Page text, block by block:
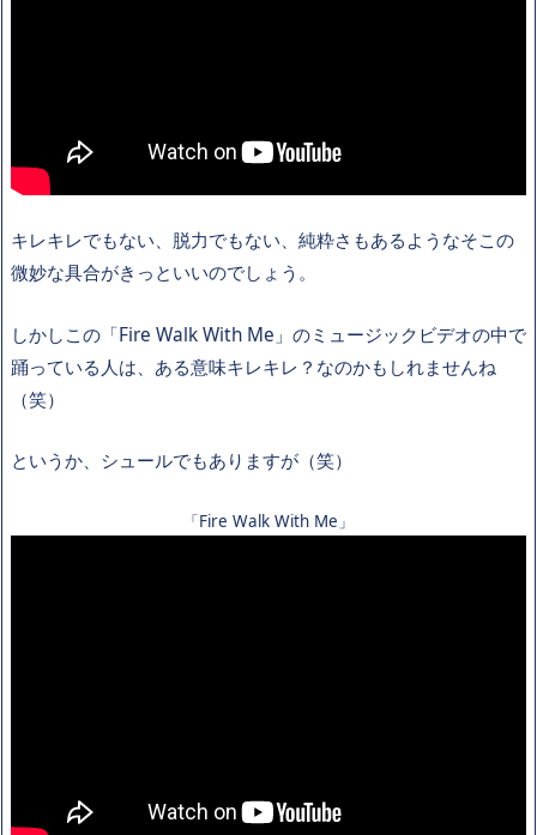
キレキレでもない、脱力でもない、純粋さもあるようなそこの
微妙な具合がきっといいのでしょう。
しかしこの「Fire Walk With Me」のミュージックビデオの中で
踊っている人は、ある意味キレキレ？なのかもしれませんね
（笑）
というか、シュールでもありますが（笑）
「Fire Walk With Me」